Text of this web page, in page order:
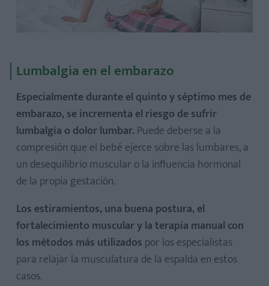
Lumbalgia en el embarazo
Especialmente durante el quinto y séptimo mes de
embarazo, se incrementa el riesgo de sufrir
lumbalgia o dolor lumbar. Puede deberse a la
compresión que el bebé ejerce sobre las lumbares, a
un desequilibrio muscular o la influencia hormonal
de la propia gestación.
Los estiramientos, una buena postura, el
fortalecimiento muscular y la terapia manual con
los métodos más utilizados por los especialistas
para relajar la musculatura de la espalda en estos
casos.